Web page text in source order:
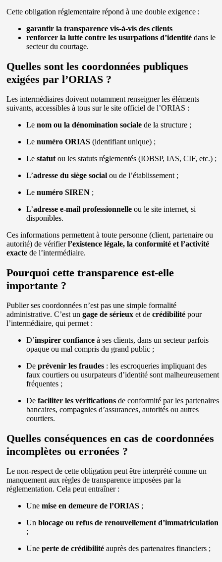
Cette obligation réglementaire répond à une double exigence :
garantir la transparence vis-à-vis des clients
renforcer la lutte contre les usurpations d’identité dans le
secteur du courtage.
Quelles sont les coordonnées publiques
exigées par l’ORIAS ?
Les intermédiaires doivent notamment renseigner les éléments
suivants, accessibles à tous sur le site officiel de l’ORIAS :
Lenom ou la dénomination sociale de la structure ;
Lenuméro ORIAS (identifiant unique) ;
Lestatut ou les statuts réglementés (IOBSP, IAS, CIF, etc.) ;
L’adresse du siège social ou de l’établissement ;
Lenuméro SIREN ;
L’adresse e-mail professionnelle ou le site internet, si
disponibles.
Ces informations permettent à toute personne (client, partenaire ou
autorité) de vérifierl’existence légale, la conformité et l’activité
exacte de l’intermédiaire.
Pourquoi cette transparence est-elle
importante ?
Publier ses coordonnées n’est pas une simple formalité
administrative. C’est ungage de sérieux et decrédibilité pour
l’intermédiaire, qui permet :
D’inspirer confiance à ses clients, dans un secteur parfois
opaque ou mal compris du grand public ;
Deprévenir les fraudes : les escroqueries impliquant des
faux courtiers ou usurpateurs d’identité sont malheureusement
fréquentes ;
Defaciliter les vérifications de conformité par les partenaires
bancaires, compagnies d’assurances, autorités ou autres
courtiers.
Quelles conséquences en cas de coordonnées
incomplètes ou erronées ?
Le non-respect de cette obligation peut être interprété comme un
manquement aux règles de transparence imposées par la
réglementation. Cela peut entraîner :
Unemise en demeure de l’ORIAS ;
Unblocage ou refus de renouvellement d’immatriculation
;
Uneperte de crédibilité auprès des partenaires financiers ;